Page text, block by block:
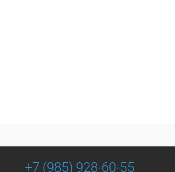
+7 (985) 928-60-55